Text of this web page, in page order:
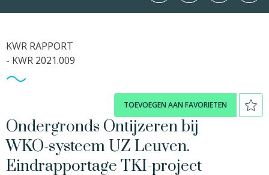
KWR RAPPORT
- KWR 2021.009
TOEVOEGEN AAN FAVORIETEN
Ondergronds Ontijzeren bij
WKO-systeem UZ Leuven.
Eindrapportage TKI-project